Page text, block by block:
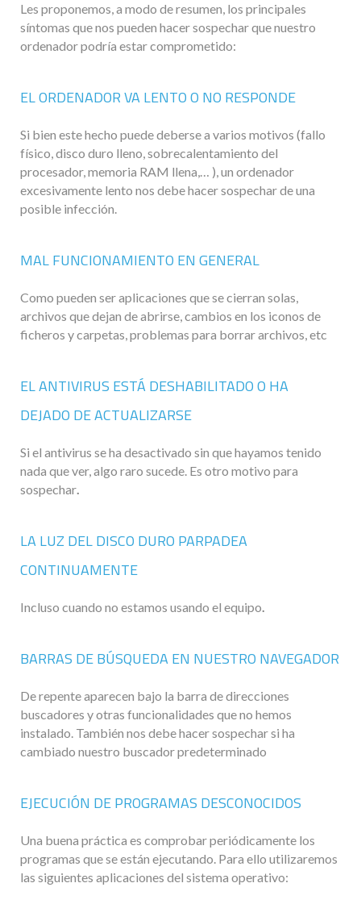
Les proponemos, a modo de resumen, los principales
síntomas que nos pueden hacer sospechar que nuestro
ordenador podría estar comprometido:
EL ORDENADOR VA LENTO O NO RESPONDE
Si bien este hecho puede deberse a varios motivos (fallo
físico, disco duro lleno, sobrecalentamiento del
procesador, memoria RAM llena,… ), un ordenador
excesivamente lento nos debe hacer sospechar de una
posible infección.
MAL FUNCIONAMIENTO EN GENERAL
Como pueden ser aplicaciones que se cierran solas,
archivos que dejan de abrirse, cambios en los iconos de
ficheros y carpetas, problemas para borrar archivos, etc
EL ANTIVIRUS ESTÁ DESHABILITADO O HA
DEJADO DE ACTUALIZARSE
Si el antivirus se ha desactivado sin que hayamos tenido
nada que ver, algo raro sucede. Es otro motivo para
sospechar.
LA LUZ DEL DISCO DURO PARPADEA
CONTINUAMENTE
Incluso cuando no estamos usando el equipo.
BARRAS DE BÚSQUEDA EN NUESTRO NAVEGADOR
De repente aparecen bajo la barra de direcciones
buscadores y otras funcionalidades que no hemos
instalado. También nos debe hacer sospechar si ha
cambiado nuestro buscador predeterminado
EJECUCIÓN DE PROGRAMAS DESCONOCIDOS
Una buena práctica es comprobar periódicamente los
programas que se están ejecutando. Para ello utilizaremos
las siguientes aplicaciones del sistema operativo: